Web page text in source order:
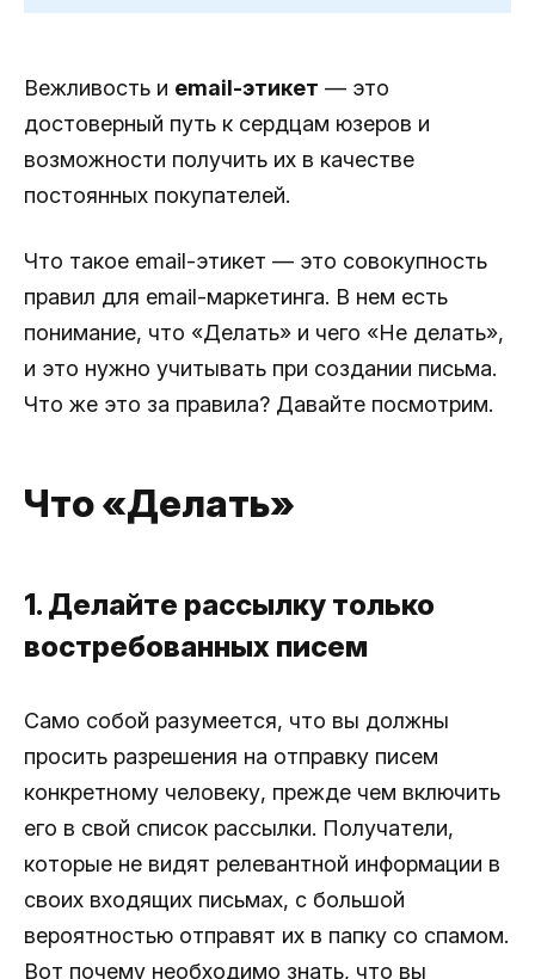
Вежливость и email-этикет — это
достоверный путь к сердцам юзеров и
возможности получить их в качестве
постоянных покупателей.
Что такое email-этикет — это совокупность
правил для email-маркетинга. В нем есть
понимание, что «Делать» и чего «Не делать»,
и это нужно учитывать при создании письма.
Что же это за правила? Давайте посмотрим.
Что «Делать»
1. Делайте рассылку только
востребованных писем
Само собой разумеется, что вы должны
просить разрешения на отправку писем
конкретному человеку, прежде чем включить
его в свой список рассылки. Получатели,
которые не видят релевантной информации в
своих входящих письмах, с большой
вероятностью отправят их в папку со спамом.
Вот почему необходимо знать, что вы